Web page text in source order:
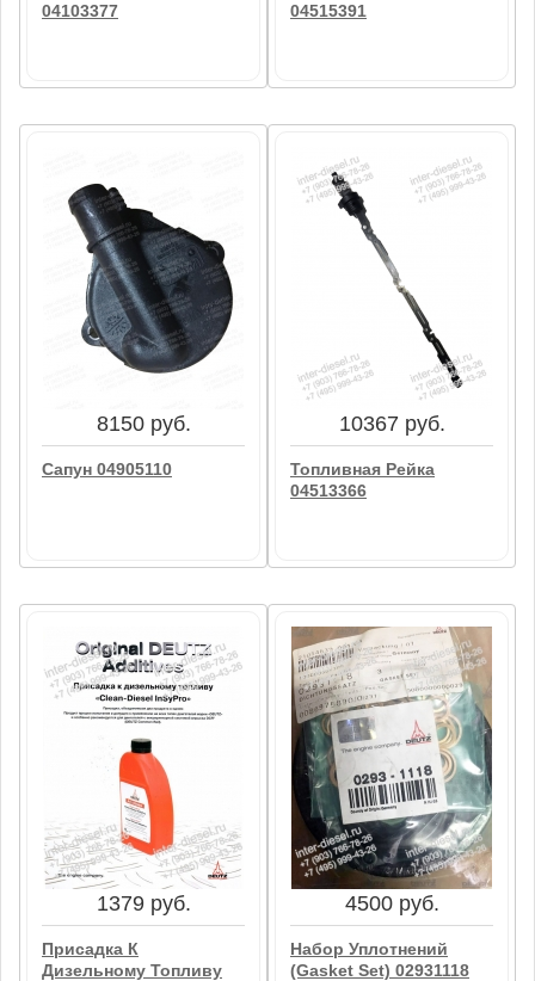
04103377
2900 руб.
Натяжитель Ремня
04103377
04515391
56004 руб.
Выпускной Коллектор
В корзину
8150 руб.
Сапун 04905110
8150 руб.
Сапун 04905110
В корзину
10367 руб.
Топливная Рейка
04513366
10367 руб.
Топливная Рейка
04513366
В корзину
1379 руб.
Присадка К
Дизельному Топливу
4500 руб.
Набор Уплотнений
(Gasket Set) 02931118